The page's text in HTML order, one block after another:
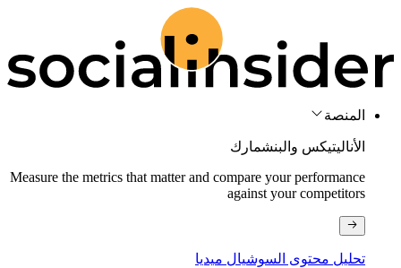
المنصة
الأناليتيكس والبنشمارك
Measure the metrics that matter and compare your performance
against your competitors
تحليل محتوى السوشيال ميديا